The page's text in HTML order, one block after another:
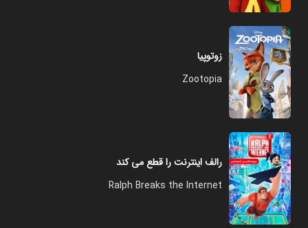
زوتوپیا
Zootopia
رالف اینترنت را قطع می کند
Ralph Breaks the Internet